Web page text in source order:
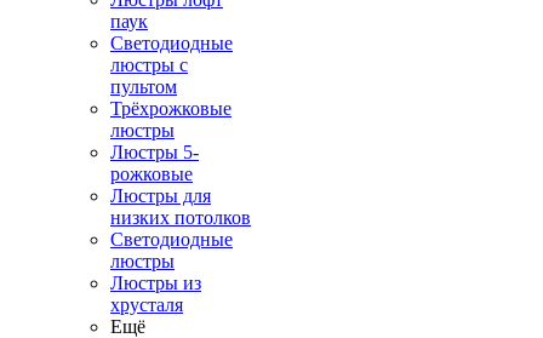
паук
Светодиодные
люстры с
пультом
Трёхрожковые
люстры
Люстры 5-
рожковые
Люстры для
низких потолков
Cветодиодные
люстры
Люстры из
хрусталя
Ещё